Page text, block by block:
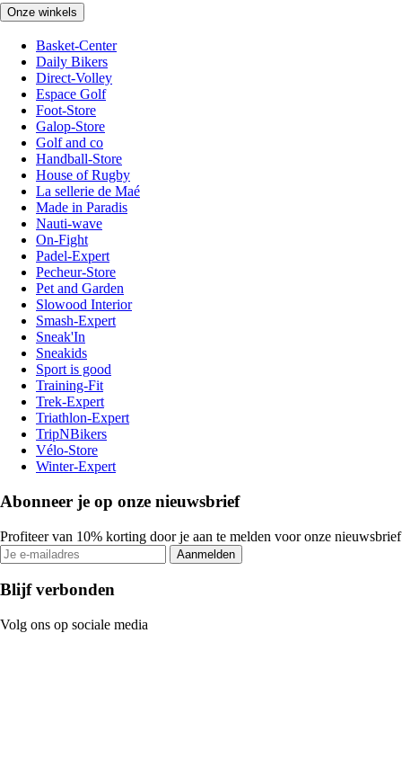
Onze winkels
Basket-Center
Daily Bikers
Direct-Volley
Espace Golf
Foot-Store
Galop-Store
Golf and co
Handball-Store
House of Rugby
La sellerie de Maé
Made in Paradis
Nauti-wave
On-Fight
Padel-Expert
Pecheur-Store
Pet and Garden
Slowood Interior
Smash-Expert
Sneak'In
Sneakids
Sport is good
Training-Fit
Trek-Expert
Triathlon-Expert
TripNBikers
Vélo-Store
Winter-Expert
Abonneer je op onze nieuwsbrief
Profiteer van 10% korting door je aan te melden voor onze nieuwsbrief
Aanmelden
Blijf verbonden
Volg ons op sociale media